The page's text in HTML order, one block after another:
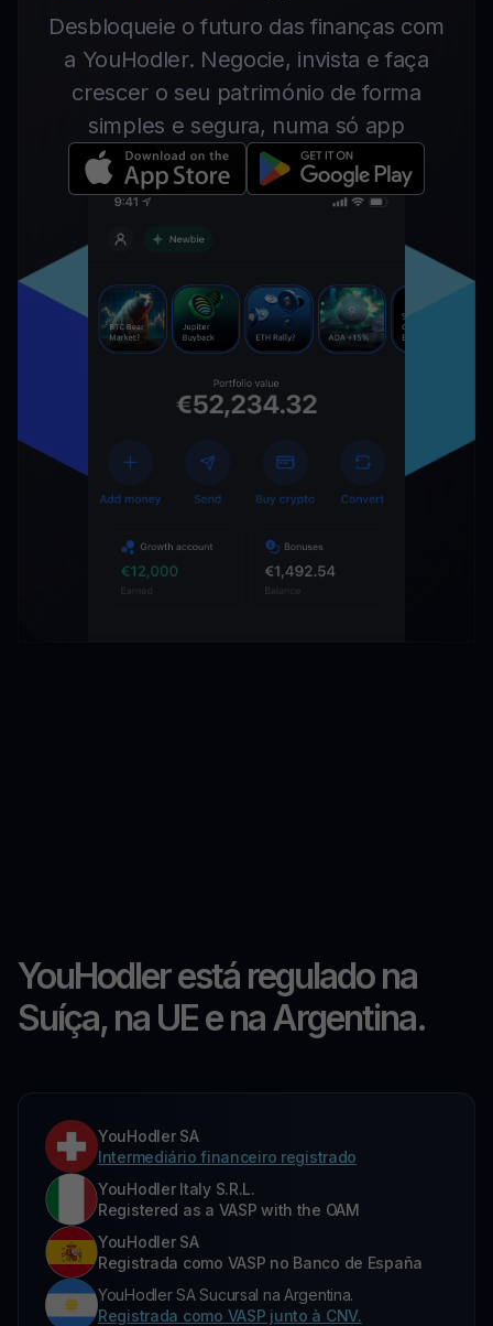
Desbloqueie o futuro das finanças com
a YouHodler. Negocie, invista e faça
crescer o seu património de forma
simples e segura, numa só app
YouHodler está regulado na
Suíça, na UE e na Argentina.
YouHodler SA
Intermediário financeiro registrado
YouHodler Italy S.R.L.
Registered as a VASP with the OAM
YouHodler SA
Registrada como VASP no Banco de España
YouHodler SA Sucursal na Argentina.
Registrada como VASP junto à CNV.